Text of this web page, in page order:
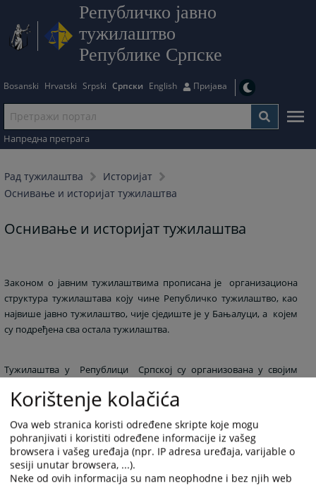
Републичко јавно
тужилаштво
Републике Српске
Bosanski Hrvatski Srpski Српски English Пријава
Напредна претрага
Рад тужилаштва
Историјат
Оснивање и историјат тужилаштва
Оснивање и историјат тужилаштва
Законом о јавним тужилаштвима прописана је организациона
структура тужилаштава коју чине Републичко тужилаштво, као
највише јавно тужилаштво, чије сједиште је у Бањалуци, а којем
су подређена сва остала тужилаштва.
Тужилаштва у Републици Српској су организована у својим
Републичко јавно тужилаштво чини опште одјељење које у свом
саставу има: Одсјек за ратне злочине, Одсјек за општи криминал,
Одсјек за привредни криминал и Одсјек за малољетнике и
Посебно одљељење за сузбијање корупције, организованог и
најтежих облика привредног криминала које је успостављено
Законом о сузбијању корупције,организованог и најтежих
Korištenje kolačića
Ova web stranica koristi određene skripte koje mogu
pohranjivati i koristiti određene informacije iz vašeg
browsera i vašeg uređaja (npr. IP adresa uređaja, varijable o
sesiji unutar browsera, ...).
Neke od ovih informacija su nam neophodne i bez njih web